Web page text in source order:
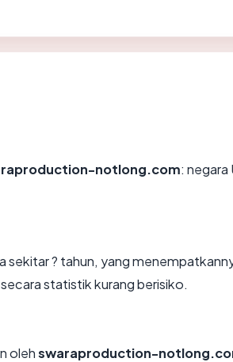
notlong.com: negara
sekitar ? tahun, yang
statistik kurang berisiko.
olehswaraproduction-